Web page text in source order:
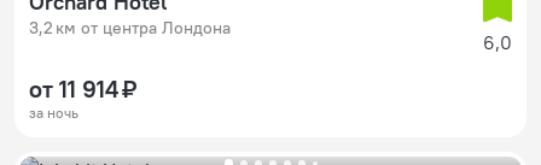
3,2 км от центра Лондона
6,0
от 11 914 ₽
за ночь